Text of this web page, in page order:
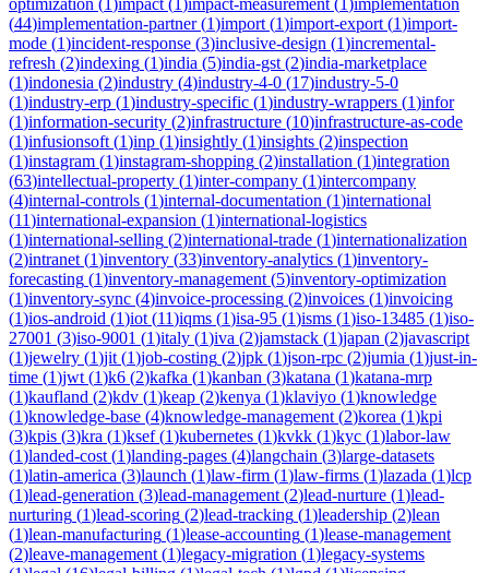
(44)implementation-partner(1)import (1)import-export (1)import-
mode (1)incident-response (3)inclusive-design (1)incremental-
refresh (2)indexing (1)india (5)india-gst (2)india-marketplace
(1)indonesia (2)industry (4)industry-4-0 (17)industry-5-0
(1)industry-erp (1)industry-specific (1)industry-wrappers (1)infor
(1)information-security (2)infrastructure (10)infrastructure-as-code
(1)infusionsoft (1)inp (1)insightly (1)insights (2)inspection
(1)instagram (1)instagram-shopping (2)installation (1)integration
(63)intellectual-property (1)inter-company (1)intercompany
(4)internal-controls (1)internal-documentation (1)international
(11)international-expansion (1)international-logistics
(1)international-selling (2)international-trade (1)internationalization
(2)intranet (1)inventory (33)inventory-analytics (1)inventory-
forecasting (1)inventory-management (5)inventory-optimization
(1)inventory-sync (4)invoice-processing (2)invoices (1)invoicing
(1)ios-android (1)iot (11)iqms (1)isa-95 (1)isms (1)iso-13485 (1)iso-
27001 (3)iso-9001 (1)italy (1)iva (2)jamstack (1)japan (2)javascript
(1)jewelry (1)jit (1)job-costing (2)jpk (1)json-rpc (2)jumia (1)just-in-
time (1)jwt (1)k6 (2)kafka (1)kanban (3)katana (1)katana-mrp
(1)kaufland (2)kdv (1)keap (2)kenya (1)klaviyo (1)knowledge
(1)knowledge-base (4)knowledge-management (2)korea (1)kpi
(3)kpis (3)kra (1)ksef(1)kubernetes (1)kvkk (1)kyc (1)labor-law
(1)landed-cost (1)landing-pages (4)langchain (3)large-datasets
(1)latin-america (3)launch (1)law-firm (1)law-firms (1)lazada (1)lcp
(1)lead-generation (3)lead-management (2)lead-nurture (1)lead-
nurturing (1)lead-scoring (2)lead-tracking (1)leadership (2)lean
(1)lean-manufacturing (1)lease-accounting (1)lease-management
(2)leave-management (1)legacy-migration (1)legacy-systems